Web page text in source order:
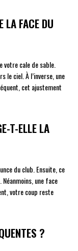
LA FACE DU
votre cale de sable.
le ciel. À l’inverse, une
cet ajustement
T-ELLE LA
du club. Ensuite, ce
une face
votre coup reste
?